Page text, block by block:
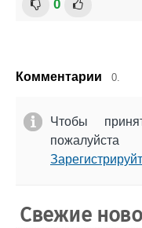
0
Комментарии 0.
Чтобы
Свежие